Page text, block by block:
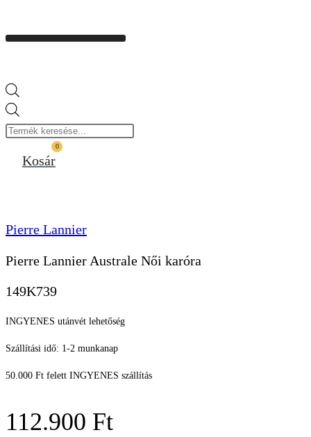
search
0
Kosár
Pierre Lannier
Pierre Lannier Australe Női karóra
149K739
INGYENES utánvét lehetőség
Szállítási idő: 1-2 munkanap
50.000 Ft felett INGYENES szállítás
112.900 Ft